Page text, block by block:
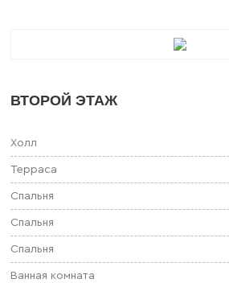
ВТОРОЙ ЭТАЖ
Холл
Терраса
Спальня
Спальня
Спальня
Ванная комната